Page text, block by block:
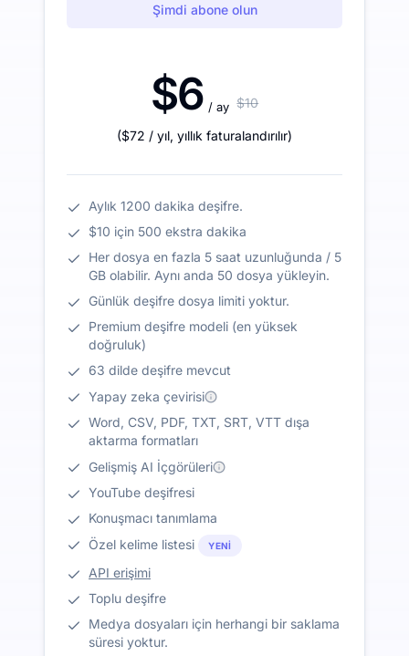
Şimdi abone olun
$6 / ay $10
($72 / yıl, yıllık faturalandırılır)
Aylık 1200 dakika deşifre.
$10 için 500 ekstra dakika
Her dosya en fazla 5 saat uzunluğunda / 5
GB olabilir. Aynı anda 50 dosya yükleyin.
Günlük deşifre dosya limiti yoktur.
Premium deşifre modeli (en yüksek
doğruluk)
63 dilde deşifre mevcut
Yapay zeka çevirisi
Word, CSV, PDF, TXT, SRT, VTT dışa
aktarma formatları
Gelişmiş AI İçgörüleri
YouTube deşifresi
Konuşmacı tanımlama
Özel kelime listesi
YENI
API erişimi
Toplu deşifre
Medya dosyaları için herhangi bir saklama
süresi yoktur.